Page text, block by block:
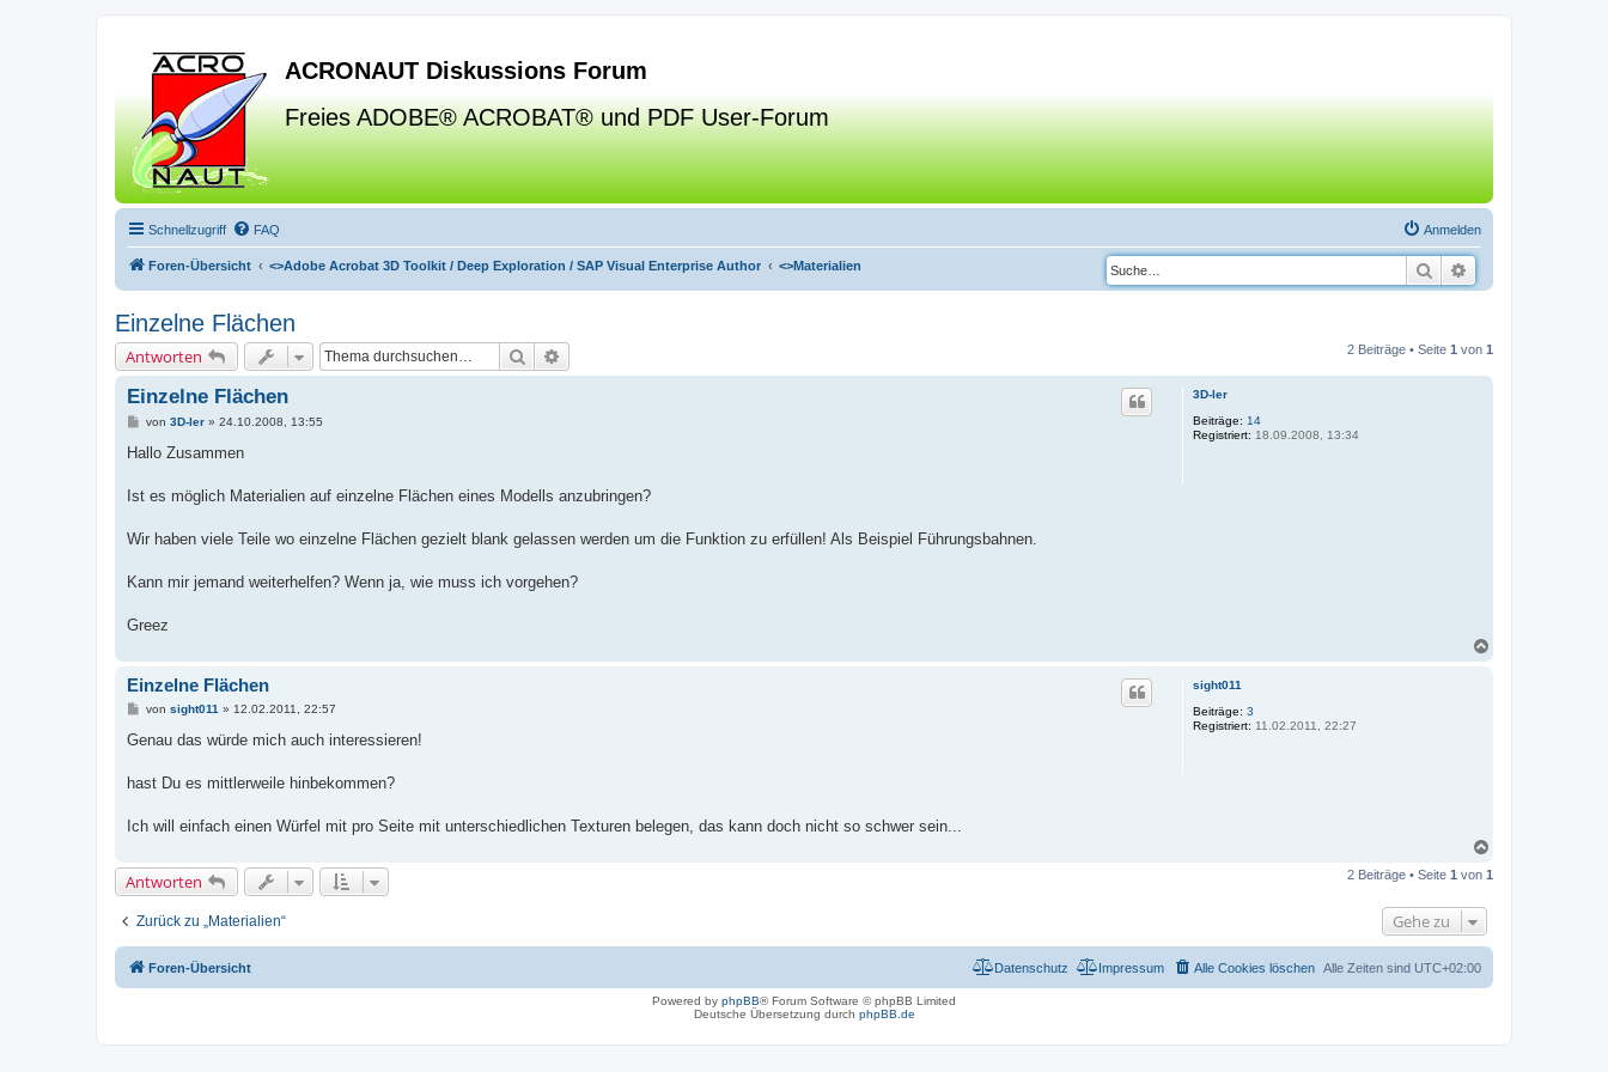
ACRONAUT Diskussions Forum
Freies ADOBE® ACROBAT® und PDF User-Forum
Schnellzugriff FAQ Anmelden
Foren-Übersicht <>Adobe Acrobat 3D Toolkit / Deep Exploration / SAP Visual Enterprise Author <>Materialien Suche
Einzelne Flächen
Antworten Suche 2 Beiträge • Seite 1 von 1
3D-ler
Beiträge: 14
Registriert: 18.09.2008, 13:34
Einzelne Flächen
B
i
a
von 3D-ler» 24.10.2008, 13:55
Hallo Zusammen
Ist es möglich Materialien auf einzelne Flächen eines Modells anzubringen?
Wir haben viele Teile wo einzelne Flächen gezielt blank gelassen werden um die Funktion zu erfüllen! Als Beispiel Führungsbahnen.
Kann mir jemand weiterhelfen? Wenn ja, wie muss ich vorgehen?
Greez
sight011
Beiträge: 3
Registriert: 11.02.2011, 22:27
Einzelne Flächen
B
i
a
von sight011 » 12.02.2011, 22:57
Genau das würde mich auch interessieren!
hast Du es mittlerweile hinbekommen?
Ich will einfach einen Würfel mit pro Seite mit unterschiedlichen Texturen belegen, das kann doch nicht so schwer sein...
c
Antworten 2 Beiträge • Seite 1 von 1
Zurück zu „Materialien“ Gehe zu
Foren-Übersicht Alle Zeiten sind UTC+02:00
Alle Cookies löschen
Impressum
Datenschutz
Powered by phpBB® Forum Software © phpBB Limited
Deutsche Übersetzung durch phpBB.de